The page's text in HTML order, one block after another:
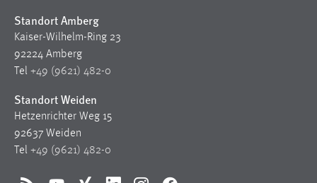
Standort Amberg
Kaiser-Wilhelm-Ring 23
92224 Amberg
Tel +49 (9621) 482-0
Standort Weiden
Hetzenrichter Weg 15
92637 Weiden
Tel +49 (9621) 482-0